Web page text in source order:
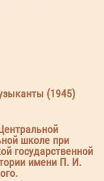
(1945)
школе при
государственной
имени П. И.